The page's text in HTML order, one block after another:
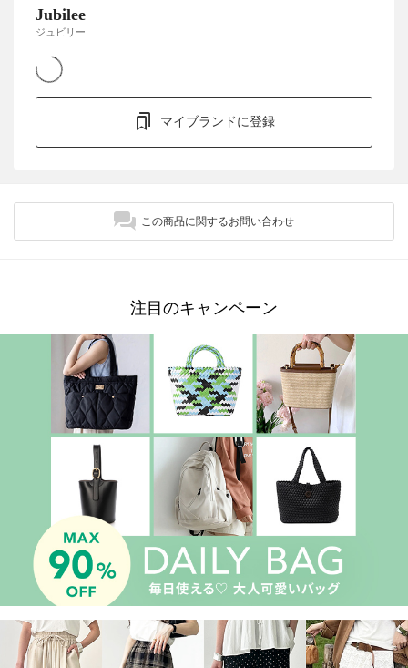
Jubilee
ジュビリー
マイブランドに登録
この商品に関するお問い合わせ
注目のキャンペーン